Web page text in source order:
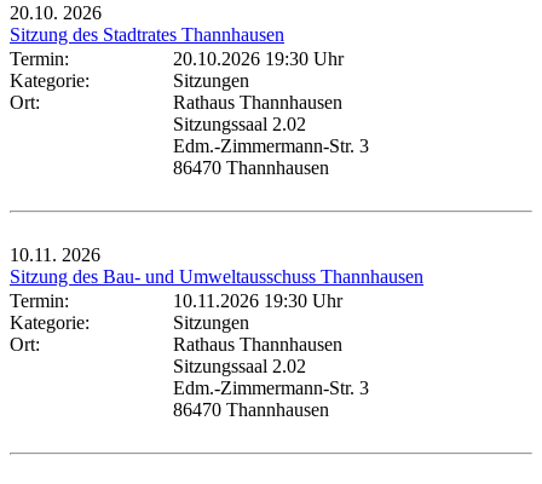
20.10. 2026
Sitzung des Stadtrates Thannhausen
Termin:
20.10.2026 19:30 Uhr
Kategorie:
Sitzungen
Ort:
Rathaus Thannhausen
Sitzungssaal 2.02
Edm.-Zimmermann-Str. 3
86470 Thannhausen
10.11. 2026
Sitzung des Bau- und Umweltausschuss Thannhausen
Termin:
10.11.2026 19:30 Uhr
Kategorie:
Sitzungen
Ort:
Rathaus Thannhausen
Sitzungssaal 2.02
Edm.-Zimmermann-Str. 3
86470 Thannhausen